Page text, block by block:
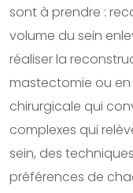
sont à prendre :
volume du sein
réaliser la
mastectomie ou
chirurgicale qui
complexes qui
sein, des
préférences de